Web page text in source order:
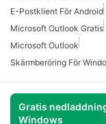
E-Postklient För Android
Microsoft Outlook Gratis
Microsoft Outlook
Skärmberöring För
Gratis
Windows